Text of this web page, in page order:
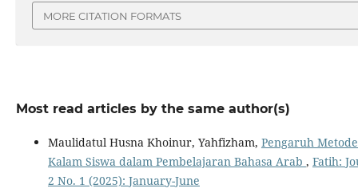
MORE CITATION FORMATS
Most read articles by the same author(s)
Maulidatul Husna Khoinur, Yahfizham, Pengaruh
Kalam Siswa dalam Pembelajaran Bahasa Arab , Fatih:
2 No. 1 (2025): January-June